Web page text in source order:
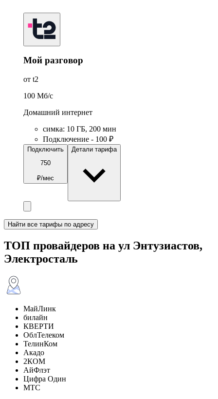
Мой разговор
от t2
100 Мб/c
Домашний интернет
симка: 10 ГБ, 200 мин
Подключение - 100 ₽
Подключить
750
₽/мес
Детали тарифа
Найти все тарифы по адресу
ТОП провайдеров на ул Энтузиастов,
Электросталь
МайЛинк
билайн
КВЕРТИ
ОблТелеком
ТелинКом
Акадо
2КОМ
АйФлэт
Цифра Один
МТС